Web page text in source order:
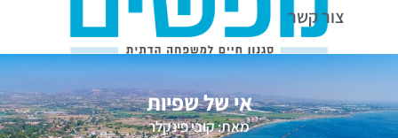
צור קשר
אי של שפיות
מאת: קובי פינקלר